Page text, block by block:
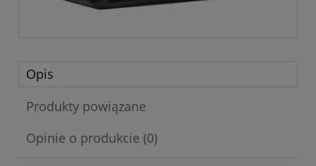
Opis
Produkty powiązane
Opinie o produkcie (0)